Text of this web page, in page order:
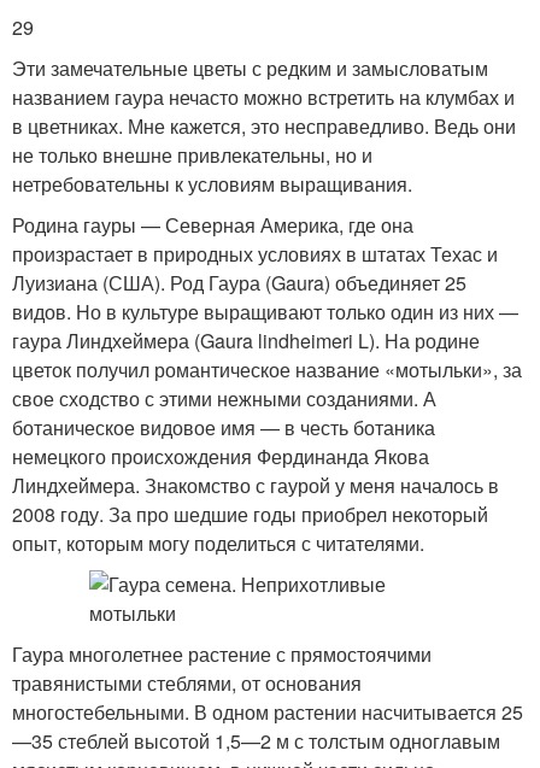
29
Эти замечательные цветы с редким и замысловатым
названием гаура нечасто можно встретить на клумбах и
в цветниках. Мне кажется, это несправедливо. Ведь они
не только внешне привлекательны, но и
нетребовательны к условиям выращивания.
Родина гауры — Северная Америка, где она
произрастает в природных условиях в штатах Техас и
Луизиана (США). Род Гаура (Gaura) объединяет 25
видов. Но в культуре выращивают только один из них —
гаура Линдхеймера (Gaura lindheimeri L). На родине
цветок получил романтическое название «мотыльки», за
свое сходство с этими нежными созданиями. А
ботаническое видовое имя — в честь ботаника
немецкого происхождения Фердинанда Якова
Линдхеймера. Знакомство с гаурой у меня началось в
2008 году. За про шедшие годы приобрел некоторый
опыт, которым могу поделиться с читателями.
Гаура многолетнее растение с прямостоячими
травянистыми стеблями, от основания
многостебельными. В одном растении насчитывается 25
—35 стеблей высотой 1,5—2 м с толстым одноглавым